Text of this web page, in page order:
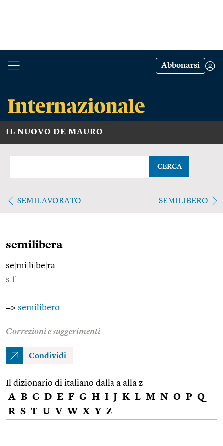
Abbonarsi
IL NUOVO DE MAURO
CERCA
SEMILAVORATO SEMILIBERO
semilibera
se mi lì be ra
s.f.
=> semilibero
Correzioni e suggerimenti
Condividi
Il dizionario di italiano dalla a alla z
A B C D E F G H I J K L M N O P Q
R S T U V W X Y Z